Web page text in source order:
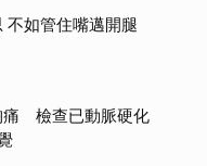
不如管住嘴邁開腿
痛 檢查已動脈硬化